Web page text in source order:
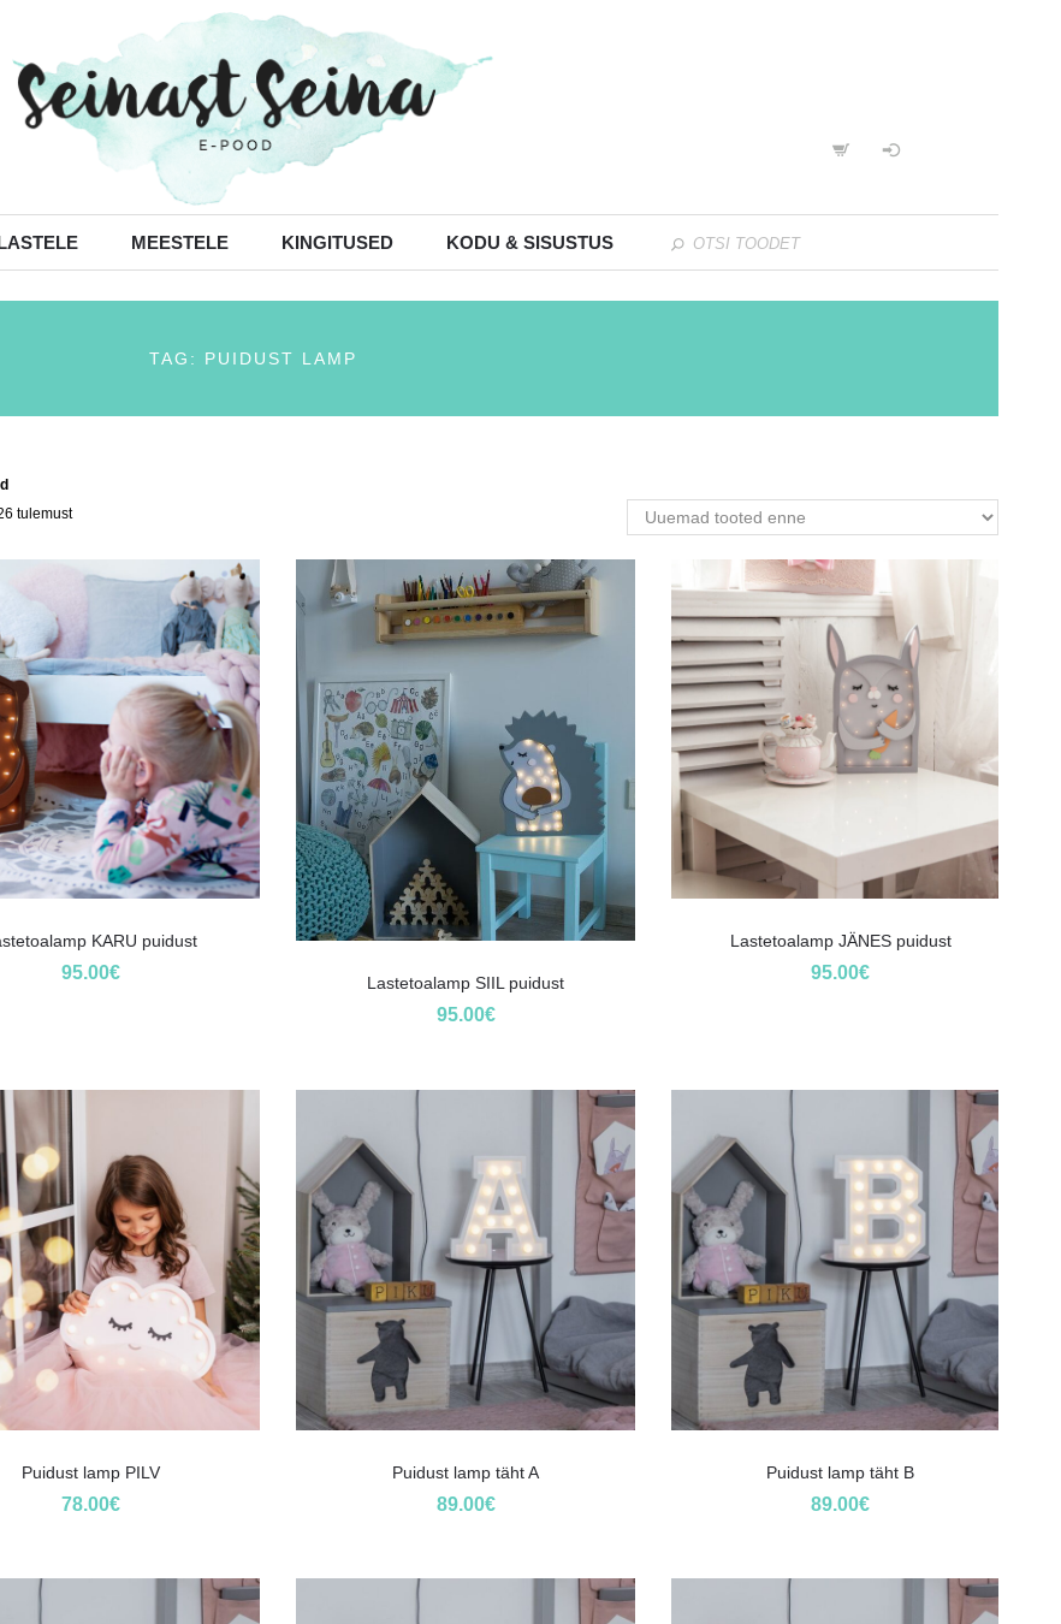
MEESTELE KINGITUSED KODU & SISUSTUS
TAG: PUIDUST LAMP
tulemust
KARU puidust
95.00€
Lastetoalamp SIIL puidust
95.00€
Lastetoalamp JÄNES puidust
95.00€
Puidust lamp PILV
78.00€
Puidust lamp täht A
89.00€
Puidust lamp täht B
89.00€